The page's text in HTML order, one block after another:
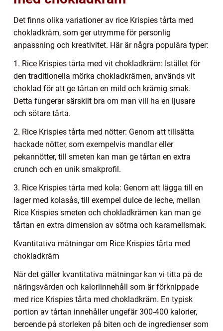
Det finns olika variationer av rice Krispies tårta med
chokladkräm, som ger utrymme för personlig
anpassning och kreativitet. Här är några populära typer:
1. Rice Krispies tårta med vit chokladkräm: Istället för
den traditionella mörka chokladkrämen, används vit
choklad för att ge tårtan en mild och krämig smak.
Detta fungerar särskilt bra om man vill ha en ljusare
och sötare tårta.
2. Rice Krispies tårta med nötter: Genom att tillsätta
hackade nötter, som exempelvis mandlar eller
pekannötter, till smeten kan man ge tårtan en extra
crunch och en unik smakprofil.
3. Rice Krispies tårta med kola: Genom att lägga till en
lager med kolasås, till exempel dulce de leche, mellan
Rice Krispies smeten och chokladkrämen kan man ge
tårtan en extra dimension av sötma och karamellsmak.
Kvantitativa mätningar om Rice Krispies tårta med
chokladkräm
När det gäller kvantitativa mätningar kan vi titta på de
näringsvärden och kaloriinnehåll som är förknippade
med rice Krispies tårta med chokladkräm. En typisk
portion av tårtan innehåller ungefär 300-400 kalorier,
beroende på storleken på biten och de ingredienser som